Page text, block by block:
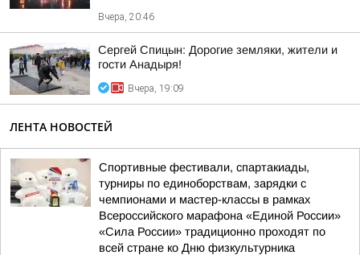
Вчера, 20:46
Сергей Спицын: Дорогие земляки, жители и
гости Анадыря!
Вчера, 19:09
ЛЕНТА НОВОСТЕЙ
Спортивные фестивали, спартакиады,
турниры по единоборствам, зарядки с
чемпионами и мастер-классы в рамках
Всероссийского марафона «Единой России»
«Сила России» традиционно проходят по
всей стране ко Дню физкультурника